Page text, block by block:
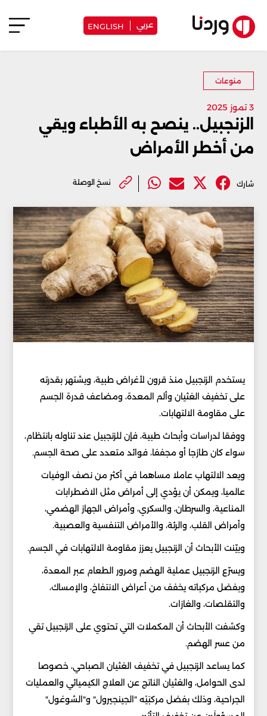
عربي ENGLISH
منوعات
3 تموز 2025
الزنجبيل.. ينصح به الأطباء ويقي
من أخطر الأمراض
شارك نسخ الوصلة
يستخدم الزنجبيل منذ قرون لأغراض طبية، ويشتهر بقدرته
على تخفيف الغثيان وألم المعدة، ومضاعف قدرة الجسم
على مقاومة الالتهابات.
ووفقا لدراسات وأبحاث طبية، فإن للزنجبيل عند تناوله بانتظام،
سواء كان طازجا أو مجففا، فوائد متعدد على صحة الجسم.
ويعد الالتهاب عاملا مساهما في أكثر من نصف الوفيات
عالميا، ويمكن أن يؤدي إلى أمراض مثل الاضطرابات
المناعية، والسرطان، والسكري، وأمراض الجهاز الهضمي،
وأمراض القلب، والرئة، والأمراض التنفسية والعصبية.
وبيّنت الأبحاث أن الزنجبيل يعزز مقاومة الالتهابات في الجسم.
ويسرّع الزنجبيل عملية الهضم ومرور الطعام عبر المعدة،
وبفضل مركباته يخفف من أعراض الانتفاخ، والإمساك،
والتقلصات، والغازات.
وكشفت الأبحاث أن المكملات التي تحتوي على الزنجبيل تقي
من عسر الهضم.
كما يساعد الزنجبيل في تخفيف الغثيان الصباحي، خصوصا
لدى الحوامل، والغثيان الناتج عن العلاج الكيميائي والعمليات
الجراحية، وذلك بفضل مركبَيْه "الجينجيرول" و"الشوغول"